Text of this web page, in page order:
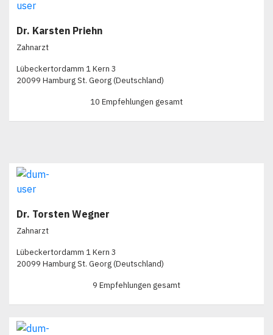
Dr. Karsten Priehn
Zahnarzt
Lübeckertordamm 1 Kern 3
20099 Hamburg St. Georg (Deutschland)
10 Empfehlungen gesamt
Dr. Torsten Wegner
Zahnarzt
Lübeckertordamm 1 Kern 3
20099 Hamburg St. Georg (Deutschland)
9 Empfehlungen gesamt